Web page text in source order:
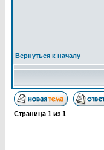
Вернуться к началу
Страница 1 из 1